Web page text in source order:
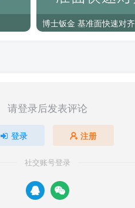
博士钣金 基准面快速对齐
请登录后发表评论
登录 注册
社交账号登录